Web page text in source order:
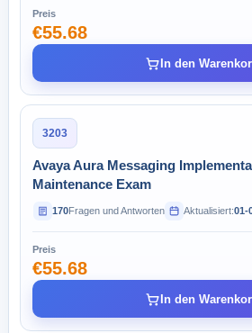
Preis
€55.68
In den
3203
Avaya Aura Messaging
Maintenance Exam
170Fragen und Antworten Aktualisiert:01-
Preis
€55.68
In den